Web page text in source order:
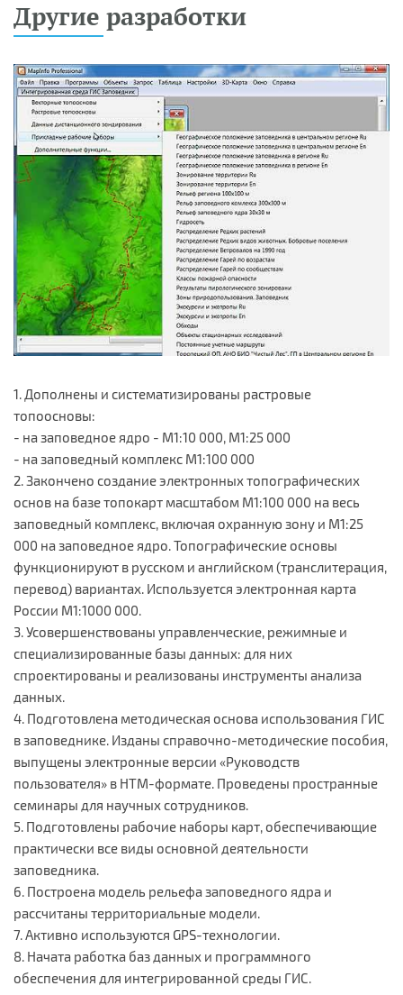
Другие разработки
1. Дополнены и систематизированы растровые
топоосновы:
- на заповедное ядро - М1:10 000, М1:25 000
- на заповедный комплекс М1:100 000
2. Закончено создание электронных топографических
основ на базе топокарт масштабом M1:100 000 на весь
заповедный комплекс, включая охранную зону и M1:25
000 на заповедное ядро. Топографические основы
функционируют в русском и английском (транслитерация,
перевод) вариантах. Используется электронная карта
России М1:1000 000.
3. Усовершенствованы управленческие, режимные и
специализированные базы данных: для них
спроектированы и реализованы инструменты анализа
данных.
4. Подготовлена методическая основа использования ГИС
в заповеднике. Изданы справочно-методические пособия,
выпущены электронные версии «Руководств
пользователя» в HTM-формате. Проведены пространные
семинары для научных сотрудников.
5. Подготовлены рабочие наборы карт, обеспечивающие
практически все виды основной деятельности
заповедника.
6. Построена модель рельефа заповедного ядра и
рассчитаны территориальные модели.
7. Активно используются GPS-технологии.
8. Начата работка баз данных и программного
обеспечения для интегрированной среды ГИС.